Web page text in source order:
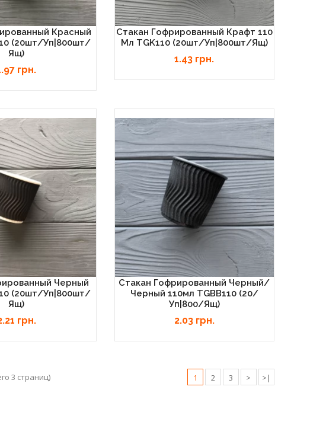
Красный
(20шт/уп|800шт/
Ящ)
грн.
Стакан Гофрированный Крафт 110
Мл TGK110 (20шт/уп|800шт/ящ)
1.43 грн.
Черный
(20шт/уп|800шт/
Ящ)
грн.
Стакан Гофрированный Черный/
Черный 110мл TGBB110 (20/
Уп|800/ящ)
2.03 грн.
3 страниц) 1 2 3 > >|